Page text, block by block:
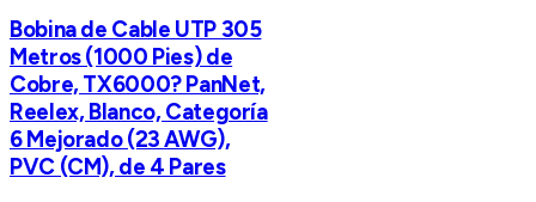
Bobina de Cable UTP 305
Metros (1000 Pies) de
Cobre, TX6000? PanNet,
Reelex, Blanco, Categoría
6 Mejorado (23 AWG),
PVC (CM), de 4 Pares